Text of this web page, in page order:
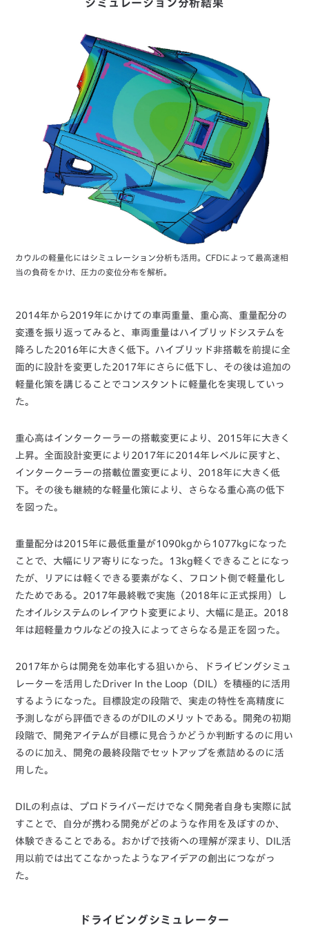
シミュレーション分析結果
カウルの軽量化にはシミュレーション分析も活用。CFDによって最高速相
当の負荷をかけ、圧力の変位分布を解析。
2014年から2019年にかけての車両重量、重心高、重量配分の
変遷を振り返ってみると、車両重量はハイブリッドシステムを
降ろした2016年に大きく低下。ハイブリッド非搭載を前提に全
面的に設計を変更した2017年にさらに低下し、その後は追加の
軽量化策を講じることでコンスタントに軽量化を実現していっ
た。
重心高はインタークーラーの搭載変更により、2015年に大きく
上昇。全面設計変更により2017年に2014年レベルに戻すと、
インタークーラーの搭載位置変更により、2018年に大きく低
下。その後も継続的な軽量化策により、さらなる重心高の低下
を図った。
重量配分は2015年に最低重量が1090kgから1077kgになった
ことで、大幅にリア寄りになった。13kg軽くできることになっ
たが、リアには軽くできる要素がなく、フロント側で軽量化し
たためである。2017年最終戦で実施（2018年に正式採用）し
たオイルシステムのレイアウト変更により、大幅に是正。2018
年は超軽量カウルなどの投入によってさらなる是正を図った。
2017年からは開発を効率化する狙いから、ドライビングシミュ
レーターを活用したDriver In the Loop（DIL）を積極的に活用
するようになった。目標設定の段階で、実走の特性を高精度に
予測しながら評価できるのがDILのメリットである。開発の初期
段階で、開発アイテムが目標に見合うかどうか判断するのに用い
るのに加え、開発の最終段階でセットアップを煮詰めるのに活
用した。
DILの利点は、プロドライバーだけでなく開発者自身も実際に試
すことで、自分が携わる開発がどのような作用を及ぼすのか、
体験できることである。おかげで技術への理解が深まり、DIL活
用以前では出てこなかったようなアイデアの創出につながっ
た。
ドライビングシミュレーター